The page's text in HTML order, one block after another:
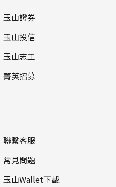
玉山證券
玉山投信
玉山志工
菁英招募
聯繫客服
常見問題
玉山Wallet下載